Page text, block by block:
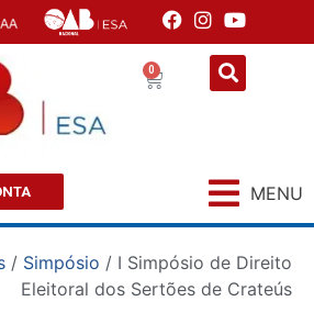
0
MENU
/ Simpósio / I Simpósio de Direito
Eleitoral dos Sertões de Crateús